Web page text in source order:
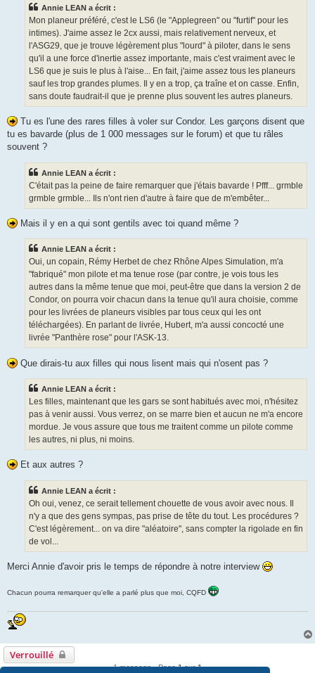
Annie LEAN a écrit :
Mon planeur préféré, c'est le LS6 (le "Applegreen" ou "furtif" pour les
intimes). J'aime assez le 2cx aussi, mais relativement nerveux, et
l'ASG29, que je trouve légèrement plus "lourd" à piloter, dans le sens
qu'il a une force d'inertie assez importante, mais c'est vraiment avec le
LS6 que je suis le plus à l'aise... En fait, j'aime assez tous les planeurs
sauf les trop grandes plumes. Il y en a trop, ça traîne et on casse. Enfin,
sans doute faudrait-il que je prenne plus souvent les autres planeurs.
Tu es l'une des rares filles à voler sur Condor. Les garçons disent que
tu es bavarde (plus de 1 000 messages sur le forum) et que tu râles
souvent ?
Annie LEAN a écrit :
C'était pas la peine de faire remarquer que j'étais bavarde ! Pfff... grmble
grmble grmble... Ils n'ont rien d'autre à faire que de m'embêter...
Mais il y en a qui sont gentils avec toi quand même ?
Annie LEAN a écrit :
Oui, un copain, Rémy Herbet de chez Rhône Alpes Simulation, m'a
"fabriqué" mon pilote et ma tenue rose (par contre, je vois tous les
autres dans la même tenue que moi, peut-être que dans la version 2 de
Condor, on pourra voir chacun dans la tenue qu'il aura choisie, comme
pour les livrées de planeurs visibles par tous ceux qui les ont
téléchargées). En parlant de livrée, Hubert, m'a aussi concocté une
livrée "Panthère rose" pour l'ASK-13.
Que dirais-tu aux filles qui nous lisent mais qui n'osent pas ?
Annie LEAN a écrit :
Les filles, maintenant que les gars se sont habitués avec moi, n'hésitez
pas à venir aussi. Vous verrez, on se marre bien et aucun ne m'a encore
mordue. Je vous assure que tous me traitent comme un pilote comme
les autres, ni plus, ni moins.
Et aux autres ?
Annie LEAN a écrit :
Oh oui, venez, ce serait tellement chouette de vous avoir avec nous. Il
n'y a que des gens sympas, pas prise de tête du tout. Les procédures ?
C'est légèrement... on va dire "aléatoire", sans compter la rigolade en fin
de vol...
Merci Annie d'avoir pris le temps de répondre à notre interview
Chacun pourra remarquer qu'elle a parlé plus que moi, CQFD
Verrouillé
1 message • Page1sur1